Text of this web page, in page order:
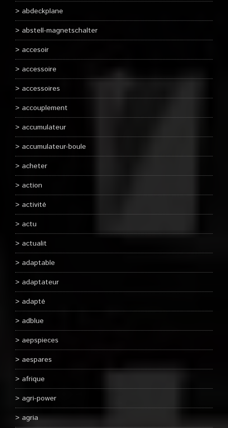
abdeckplane
abstell-magnetschalter
accesoir
accessoire
accessoires
accouplement
accumulateur
accumulateur-boule
acheter
action
activité
actu
actualit
adaptable
adaptateur
adapté
adblue
aepspieces
aespares
afrique
agri-power
agria